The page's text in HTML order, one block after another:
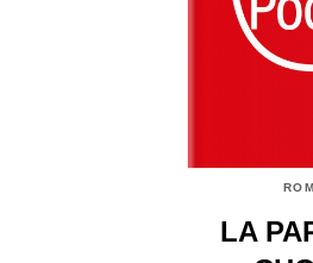
LA